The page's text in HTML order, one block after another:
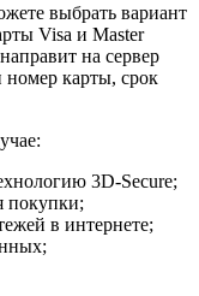
выбрать вариант
Visa и Master
на сервер
карты, срок
3D-Secure;
покупки;
в интернете;